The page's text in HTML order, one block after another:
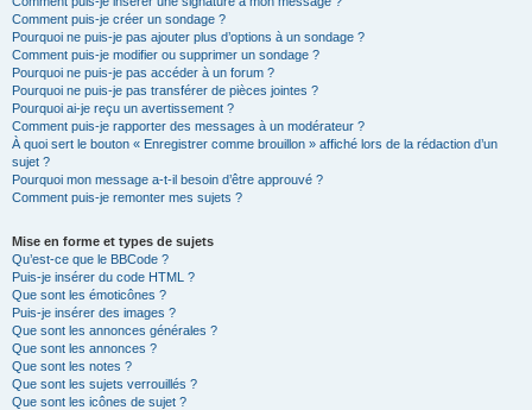
Comment puis-je créer un sondage ?
Pourquoi ne puis-je pas ajouter plus d’options à un sondage ?
Comment puis-je modifier ou supprimer un sondage ?
Pourquoi ne puis-je pas accéder à un forum ?
Pourquoi ne puis-je pas transférer de pièces jointes ?
Pourquoi ai-je reçu un avertissement ?
Comment puis-je rapporter des messages à un modérateur ?
À quoi sert le bouton « Enregistrer comme brouillon » affiché lors de la rédaction d’un
sujet ?
Pourquoi mon message a-t-il besoin d’être approuvé ?
Comment puis-je remonter mes sujets ?
Mise en forme et types de sujets
Qu’est-ce que le BBCode ?
Puis-je insérer du code HTML ?
Que sont les émoticônes ?
Puis-je insérer des images ?
Que sont les annonces générales ?
Que sont les annonces ?
Que sont les notes ?
Que sont les sujets verrouillés ?
Que sont les icônes de sujet ?